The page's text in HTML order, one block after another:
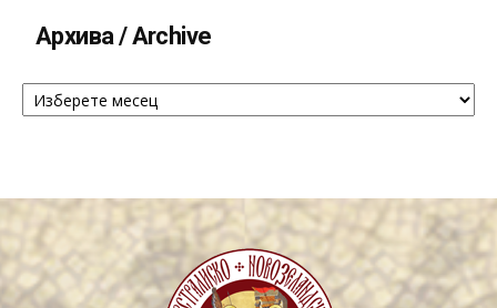
Архива / Archive
Архива